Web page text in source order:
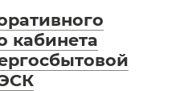
кабинета